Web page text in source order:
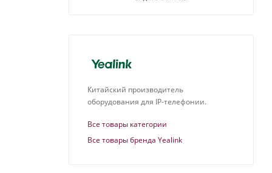
Китайский производитель
оборудования для IP-телефонии.
Все товары категории
Все товары бренда Yealink